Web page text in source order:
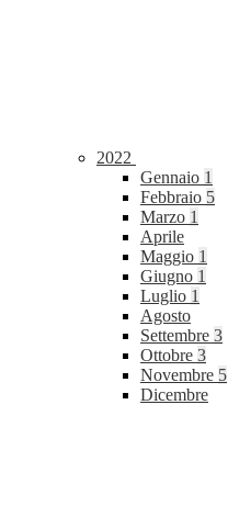
2022
Gennaio 1
Febbraio 5
Marzo 1
Aprile
Maggio 1
Giugno 1
Luglio 1
Agosto
Settembre 3
Ottobre 3
Novembre 5
Dicembre